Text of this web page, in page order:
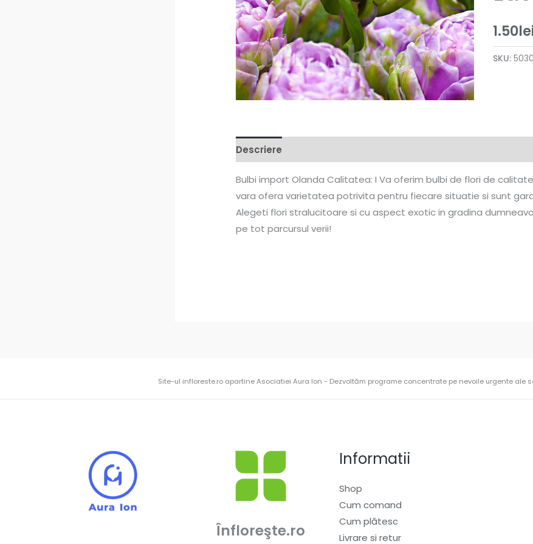
1.50
SKU:
Descriere
Bulbi import Olanda Calitatea: I Va oferim bulbi de flori de
vara ofera varietatea potrivita pentru fiecare situatie si sunt
Alegeti flori stralucitoare si cu aspect exotic in gradina
pe tot parcursul verii!
Site-ul infloreste.ro apartine Asociatiei Aura Ion - Dezvoltăm programe concentrate pe nevoile urgente ale
Înfloreşte.ro
Informatii
Shop
Cum comand
Cum plătesc
Livrare si retur